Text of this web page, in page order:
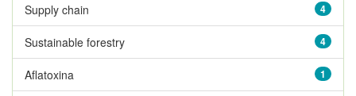
4
Supply chain
4
Sustainable forestry
1
Aflatoxina